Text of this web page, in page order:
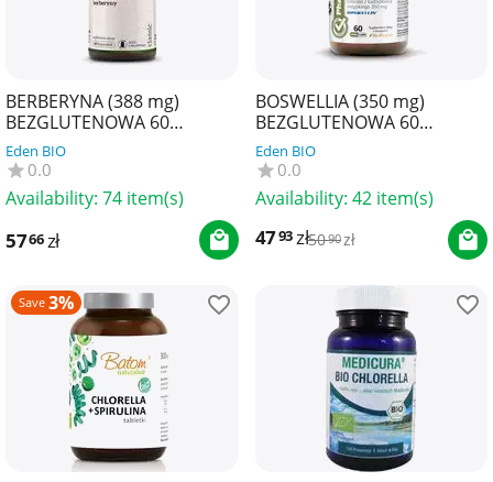
BERBERYNA (388 mg)
BEZGLUTENOWA 60
KAPSUŁEK - PHARMOVIT
(CLASSIC)
Eden BIO
0.0
Availability: 74 item(s)
5766zł
BOSWELLIA (350 mg)
BEZGLUTENOWA 60
KAPSUŁEK - PHARMOVIT
(CLEAN LABEL)
Eden BIO
0.0
Availability: 42 item(s)
4793zł5090zł
Save 3%